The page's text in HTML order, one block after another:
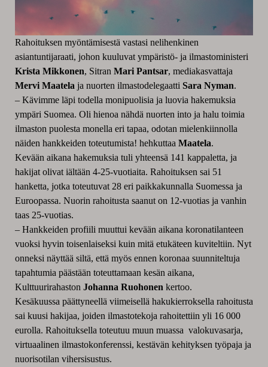
Rahoituksen myöntämisestä vastasi nelihenkinen
asiantuntijaraati, johon kuuluvat ympäristö- ja ilmastoministeri
Krista Mikkonen, Sitran Mari Pantsar, mediakasvattaja
Mervi Maatela ja nuorten ilmastodelegaatti Sara Nyman.
– Kävimme läpi todella monipuolisia ja luovia hakemuksia
ympäri Suomea. Oli hienoa nähdä nuorten into ja halu toimia
ilmaston puolesta monella eri tapaa, odotan mielenkiinnolla
näiden hankkeiden toteutumista! hehkuttaa Maatela.
Kevään aikana hakemuksia tuli yhteensä 141 kappaletta, ja
hakijat olivat iältään 4-25-vuotiaita. Rahoituksen sai 51
hanketta, jotka toteutuvat 28 eri paikkakunnalla Suomessa ja
Euroopassa. Nuorin rahoitusta saanut on 12-vuotias ja vanhin
taas 25-vuotias.
– Hankkeiden profiili muuttui kevään aikana koronatilanteen
vuoksi hyvin toisenlaiseksi kuin mitä etukäteen kuviteltiin. Nyt
onneksi näyttää siltä, että myös ennen koronaa suunniteltuja
tapahtumia päästään toteuttamaan kesän aikana,
Kulttuurirahaston Johanna Ruohonen kertoo.
Kesäkuussa päättyneellä viimeisellä hakukierroksella rahoitusta
sai kuusi hakijaa, joiden ilmastotekoja rahoitettiin yli 16 000
eurolla. Rahoituksella toteutuu muun muassa valokuvasarja,
virtuaalinen ilmastokonferenssi, kestävän kehityksen työpaja ja
nuorisotilan vihersisustus.